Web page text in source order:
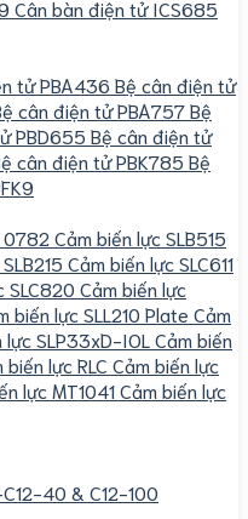
Cân bàn điện tử ICS685
tử PBA436 Bệ cân điện tử
cân điện tử PBA757Bệ
PBD655 Bệ cân điện tử
cân điện tử PBK785 Bệ
0782 Cảm biến lực SLB515
Cảm biến lực SLC611
SLC820 Cảm biến lực
biến lực SLL210 Plate Cảm
lực SLP33xD-IOL Cảm biến
biến lực RLC Cảm biến lực
lực MT1041Cảm biến lực
40 & C12-100